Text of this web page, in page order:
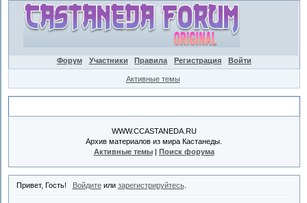
Форум Участники Правила Регистрация Войти
Активные темы
WWW.CCASTANEDA.RU
Архив материалов из мира Кастанеды.
Активные темы| Поиск форума
Привет, Гость! Войдитеили зарегистрируйтесь.